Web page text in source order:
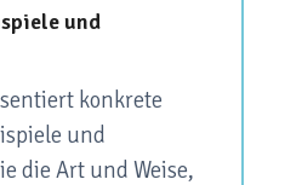
und
konkrete
und
die Art und Weise,